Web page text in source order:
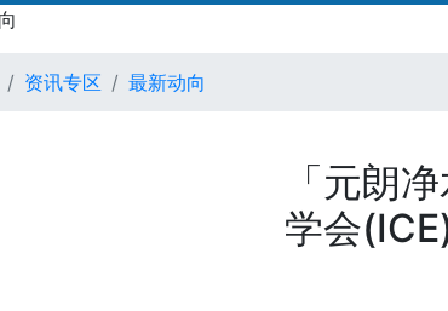
动向
资讯专区 最新动向
「元朗
学会